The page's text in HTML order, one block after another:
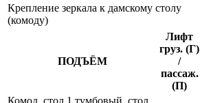
Крепление зеркала к дамскому столу
(комоду)
ПОДЪЁМ
Лифт
груз. (Г)
/
пассаж.
(П)